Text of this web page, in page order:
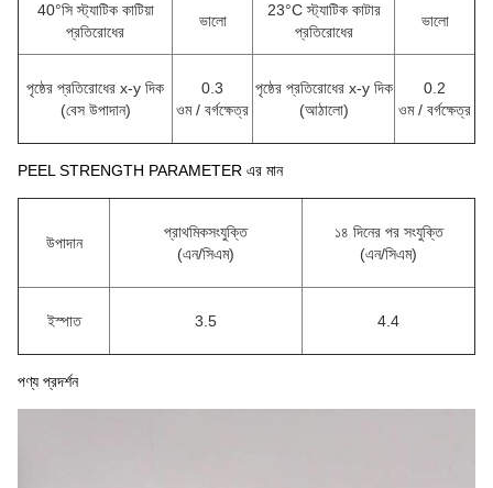
40°সি স্ট্যাটিক কাটিয়া
প্রতিরোধের
ভালো
23°C স্ট্যাটিক কাটার
প্রতিরোধের
ভালো
পৃষ্ঠের প্রতিরোধের x-y দিক
(বেস উপাদান)
0.3
ওম / বর্গক্ষেত্র
পৃষ্ঠের প্রতিরোধের x-y দিক
(আঠালো)
0.2
ওম / বর্গক্ষেত্র
PEEL STRENGTH PARAMETER এর মান
উপাদান
প্রাথমিকসংযুক্তি
(এন/সিএম)
১৪ দিনের পর সংযুক্তি
(এন/সিএম)
ইস্পাত 3.5 4.4
পণ্য প্রদর্শন